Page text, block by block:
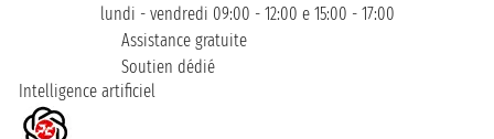
lundi - vendredi 09:00 - 12:00 e 15:00 - 17:00
Assistance gratuite
Soutien dédié
Intelligence artificiel